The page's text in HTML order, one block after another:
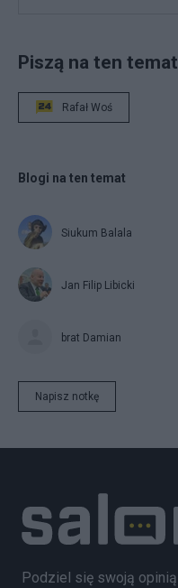
Piszą na ten temat
Rafał Woś
Blogi na ten temat
Siukum Balala
Jan Filip Libicki
brat Damian
Napisz notkę
Podziel się swoją opinią